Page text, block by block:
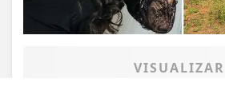
VISUALIZAR
PARA MAIS INFORMAÇÕES,ACESSE
CLICANDO AQUI